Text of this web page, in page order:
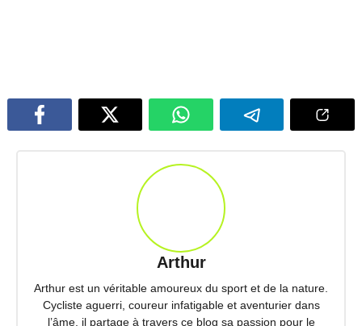
Arthur
Arthur est un véritable amoureux du sport et de la nature.
Cycliste aguerri, coureur infatigable et aventurier dans
l’âme, il partage à travers ce blog sa passion pour le